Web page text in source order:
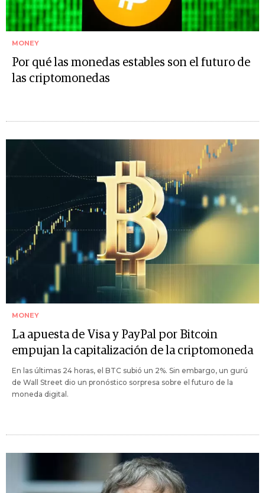
MONEY
Por qué las monedas estables son el futuro de
las criptomonedas
MONEY
La apuesta de Visa y PayPal por Bitcoin
empujan la capitalización de la criptomoneda
En las últimas 24 horas, el BTC subió un 2%. Sin embargo, un gurú
de Wall Street dio un pronóstico sorpresa sobre el futuro de la
moneda digital.